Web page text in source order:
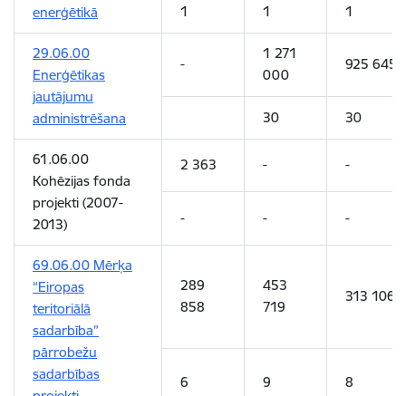
enerģētikā
1 1 1
29.06.00
Enerģētikas
jautājumu
administrēšana
-
1 271
000
925 645
30 30
61.06.00
Kohēzijas fonda
projekti (2007-
2013)
2 363 - -
- - -
69.06.00 Mērķa
“Eiropas
teritoriālā
sadarbība”
pārrobežu
sadarbības
289
858
453
719
313 106
6 9 8